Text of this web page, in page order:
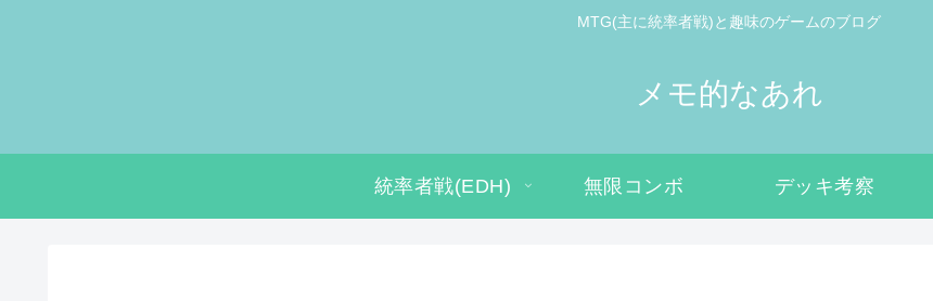
MTG(主に統率者戦)と趣味のゲームのブログ
メモ的なあれ
統率者戦(EDH) 無限コンボ デッキ考察